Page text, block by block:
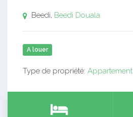
Beedi, Beedi Douala
A louer
Type de propriété: Appartement